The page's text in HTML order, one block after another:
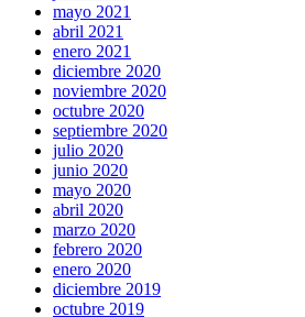
mayo 2021
abril 2021
enero 2021
diciembre 2020
noviembre 2020
octubre 2020
septiembre 2020
julio 2020
junio 2020
mayo 2020
abril 2020
marzo 2020
febrero 2020
enero 2020
diciembre 2019
octubre 2019